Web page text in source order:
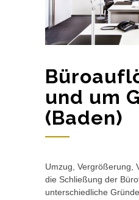
und um
(Baden)
Umzug, Vergrößerung,
die Schließung der
unterschiedliche